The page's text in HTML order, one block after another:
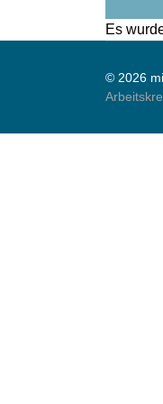
Es
© 2026